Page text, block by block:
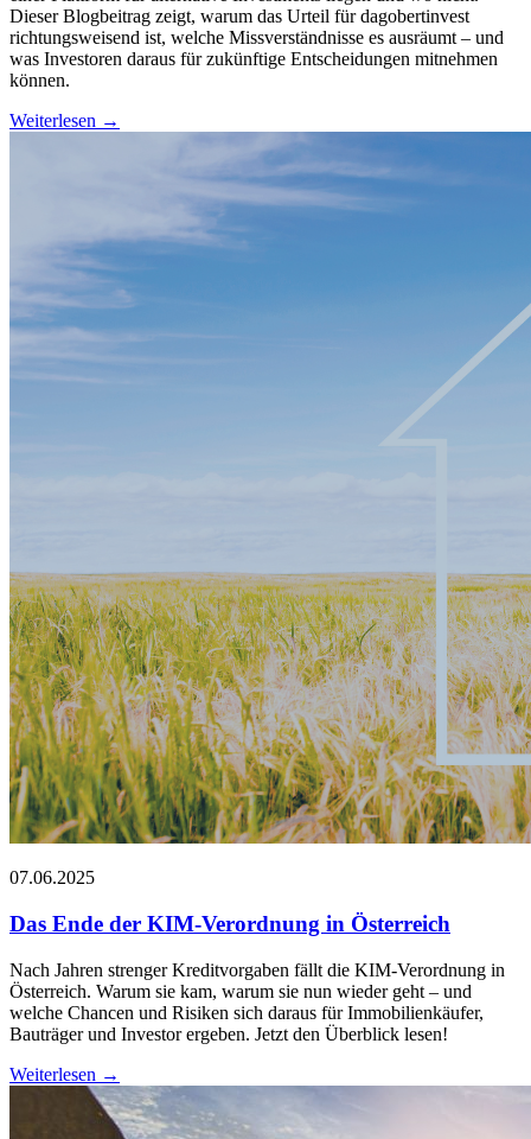
Dieser Blogbeitrag zeigt, warum das Urteil für dagobertinvest
richtungsweisend ist, welche Missverständnisse es ausräumt – und
was Investoren daraus für zukünftige Entscheidungen mitnehmen
können.
Weiterlesen →
07.06.2025
Das Ende der KIM-Verordnung in Österreich
Nach Jahren strenger Kreditvorgaben fällt die KIM-Verordnung in
Österreich. Warum sie kam, warum sie nun wieder geht – und
welche Chancen und Risiken sich daraus für Immobilienkäufer,
Bauträger und Investor ergeben. Jetzt den Überblick lesen!
Weiterlesen →